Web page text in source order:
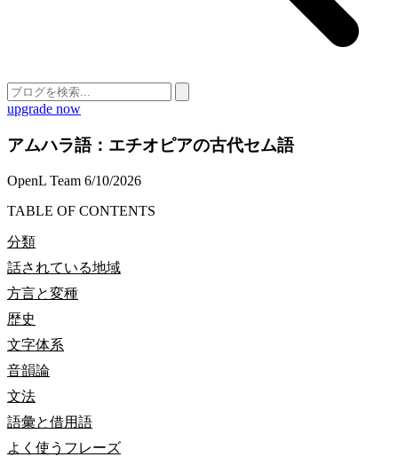
upgrade now
アムハラ語：エチオピアの古代セム語
OpenL Team 6/10/2026
TABLE OF CONTENTS
分類
話されている地域
方言と変種
歴史
文字体系
音韻論
文法
語彙と借用語
よく使うフレーズ